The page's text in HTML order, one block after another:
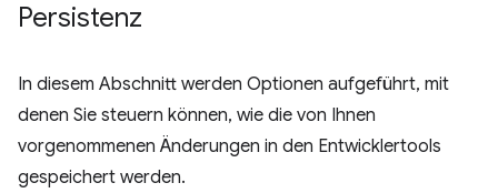
Persistenz
In diesem Abschnitt werden Optionen aufgeführt, mit
denen Sie steuern können, wie die von Ihnen
vorgenommenen Änderungen in den Entwicklertools
gespeichert werden.